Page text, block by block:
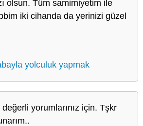
olsun. Tüm samimiyetim ile
iki cihanda da yerinizi güzel
yolculuk yapmak
yorumlarınız için. Tşkr